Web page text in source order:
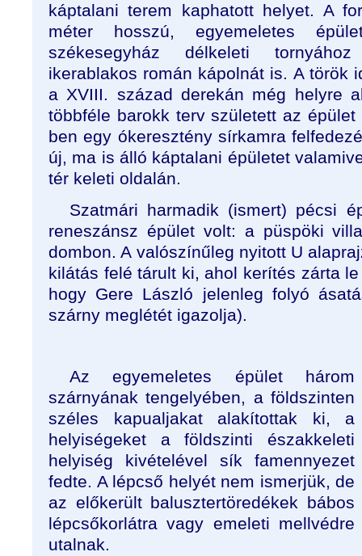
káptalani terem kaphatott helyet. A
méter hosszú, egyemeletes
székesegyház délkeleti
ikerablakos román kápolnát is. A török
a XVIII. század derekán még helyre
többféle barokk terv született az
ben egy ókeresztény sírkamra
új, ma is álló káptalani épületet
tér keleti oldalán.
Szatmári harmadik (ismert) pécsi
reneszánsz épület volt: a püspöki
dombon. A valószínűleg nyitott U
kilátás felé tárult ki, ahol kerítés zárta
hogy Gere László jelenleg folyó
szárny meglétét igazolja).
Az egyemeletes épület három
szárnyának tengelyében, a földszinten
széles kapualjakat alakítottak ki, a
helyiségeket a földszinti északkeleti
helyiség kivételével sík famennyezet
fedte. A lépcső helyét nem ismerjük, de
az előkerült balusztertöredékek bábos
lépcsőkorlátra vagy emeleti mellvédre
utalnak.